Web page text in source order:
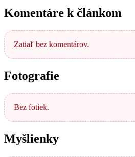
Komentáre k článkom
Zatiaľ bez komentárov.
Fotografie
Bez fotiek.
Myšlienky